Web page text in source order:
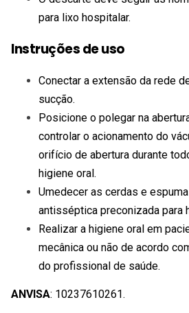
para lixo hospitalar.
Instruções de uso
Conectar a extensão da rede
sucção.
Posicione o polegar na
controlar o acionamento do
orifício de abertura durante
higiene oral.
Umedecer as cerdas e
antisséptica preconizada para
Realizar a higiene oral em
mecânica ou não de acordo
do profissional de saúde.
ANVISA: 10237610261.